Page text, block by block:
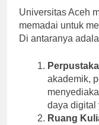
Universitas Aceh
memadai untuk
Di antaranya
akademik,
daya digital
Ruang